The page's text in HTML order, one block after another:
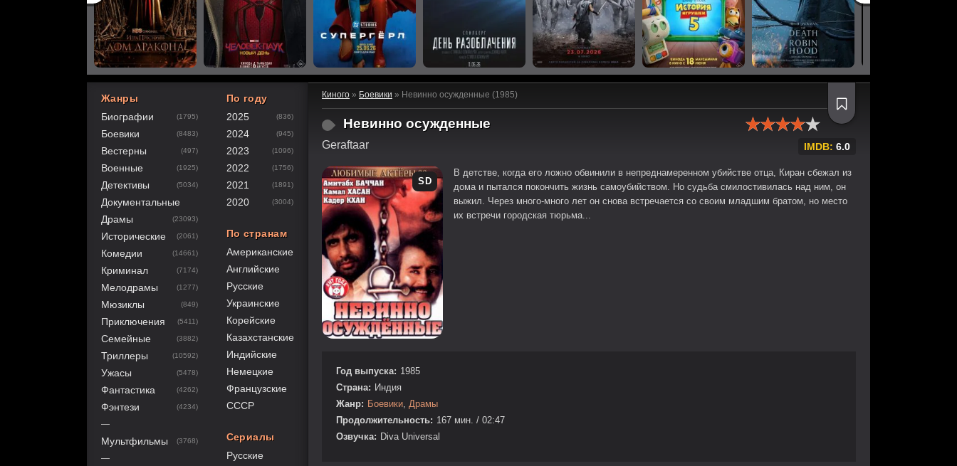
Киного » Боевики » Невинно осужденные (1985)
Невинно осужденные
Geraftaar
80
1 2 3 4
IMDB: 6.0
SD
В детстве, когда его ложно обвинили в непреднамеренном убийстве отца, Киран сбежал из
дома и пытался покончить жизнь самоубийством. Но судьба смилостивилась над ним, он
выжил. Через много-много лет он снова встречается со своим младшим братом, но место
их встречи городская тюрьма...
Год выпуска: 1985
Страна: Индия
Жанр: Боевики Драмы
Продолжительность: 167 мин. / 02:47
Озвучка: Diva Universal
Жанры
Биографии
(1795)
Боевики (8483)
Вестерны (497)
Военные (1925)
Детективы (5034)
Документальные
Драмы
(23093)
Исторические (2061)
Комедии (14661)
Криминал (7174)
Мелодрамы (1277)
Мюзиклы (849)
Приключения (5411)
Семейные (3882)
Триллеры (10592)
Ужасы (5478)
Фантастика (4262)
Фэнтези (4234)
—
Мультфильмы (3768)
—
По году
2025
(836)
2024 (945)
2023 (1096)
2022 (1756)
2021 (1891)
2020 (3004)
По странам
Американские
Английские
Русские
Украинские
Корейские
Казахстанские
Индийские
Немецкие
Французские
СССР
Сериалы
Русские